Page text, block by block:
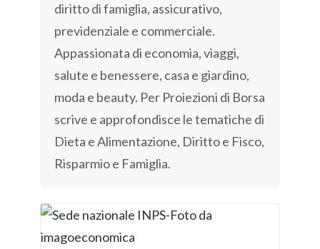
diritto di famiglia, assicurativo,
previdenziale e commerciale.
Appassionata di economia, viaggi,
salute e benessere, casa e giardino,
moda e beauty. Per Proiezioni di Borsa
scrive e approfondisce le tematiche di
Dieta e Alimentazione, Diritto e Fisco,
Risparmio e Famiglia.